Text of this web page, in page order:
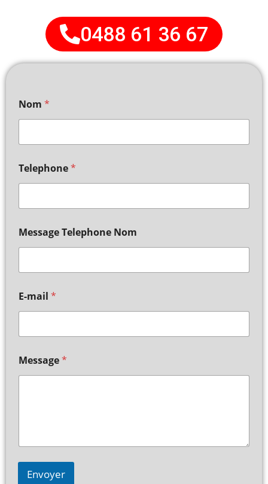
0488 61 36 67
Nom *
Telephone*
Message Telephone Nom
E-mail *
Message*
Envoyer